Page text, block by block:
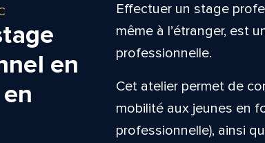
en
Effectuer un stage
même à l’étranger, est
professionnelle.
Cet atelier permet de
mobilité aux jeunes en
professionnelle), ainsi